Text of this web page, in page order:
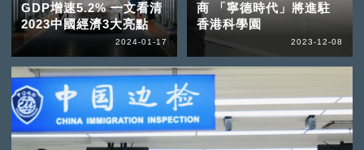
GDP增速5.2% 一文看清
2023中國經濟3大亮點
2024-01-17
商 「寧德時代」將進駐
香港科學園
2023-12-08